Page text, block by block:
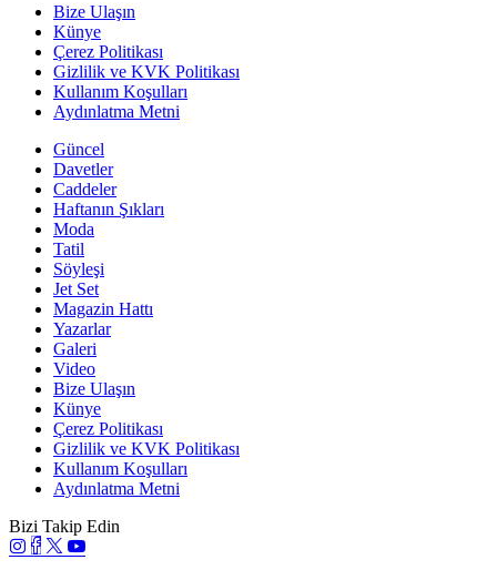
Bize Ulaşın
Künye
Çerez Politikası
Gizlilik ve KVK Politikası
Kullanım Koşulları
Aydınlatma Metni
Güncel
Davetler
Caddeler
Haftanın Şıkları
Moda
Tatil
Söyleşi
Jet Set
Magazin Hattı
Yazarlar
Galeri
Video
Bize Ulaşın
Künye
Çerez Politikası
Gizlilik ve KVK Politikası
Kullanım Koşulları
Aydınlatma Metni
Bizi Takip Edin